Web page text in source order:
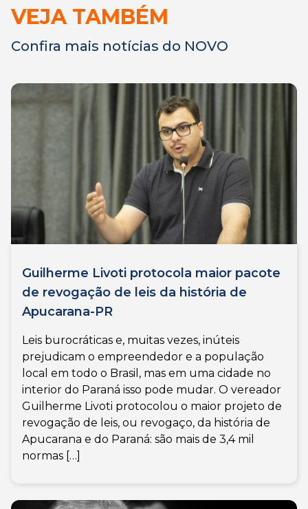
VEJA TAMBÉM
Confira mais notícias do NOVO
Guilherme Livoti protocola maior pacote
de revogação de leis da história de
Apucarana-PR
Leis burocráticas e, muitas vezes, inúteis
prejudicam o empreendedor e a população
local em todo o Brasil, mas em uma cidade no
interior do Paraná isso pode mudar. O vereador
Guilherme Livoti protocolou o maior projeto de
revogação de leis, ou revogaço, da história de
Apucarana e do Paraná: são mais de 3,4 mil
normas […]